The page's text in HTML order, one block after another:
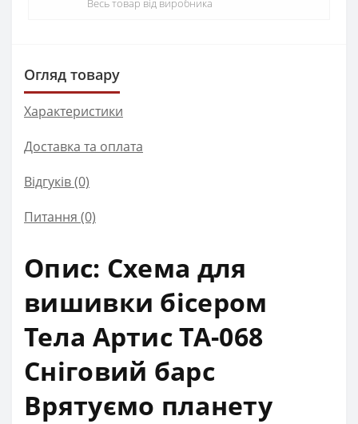
Весь товар від виробника
Огляд товару
Характеристики
Доставка та оплата
Відгуків (0)
Питання (0)
Опис: Cхема для
вишивки бісером
Тела Артис ТА-068
Сніговий барс
Врятуємо планету